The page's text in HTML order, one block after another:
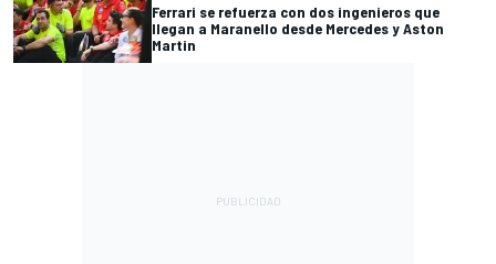
Ferrari se refuerza con dos ingenieros que
llegan a Maranello desde Mercedes y Aston
Martin